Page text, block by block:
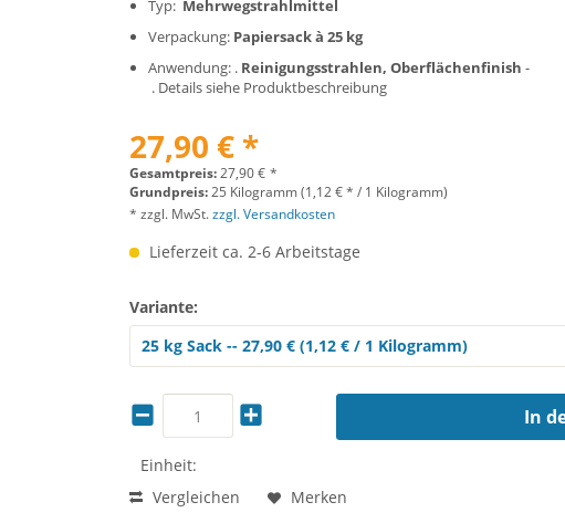
Typ: Mehrwegstrahlmittel
Verpackung: Papiersack à 25 kg
Anwendung: . Reinigungsstrahlen, Oberflächenfinish -
. Details siehe Produktbeschreibung
27,90 € *
Gesamtpreis:27,90€ *
Grundpreis:25 Kilogramm (1,12 € * / 1 Kilogramm)
* zzgl. MwSt.zzgl. Versandkosten
Lieferzeit ca. 2-6 Arbeitstage
Variante:
Einheit:
In
Vergleichen Merken